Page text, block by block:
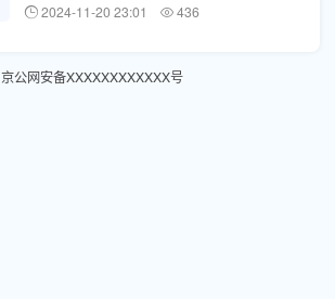
2024-11-20 23:01 436
京公网安备XXXXXXXXXXXX号